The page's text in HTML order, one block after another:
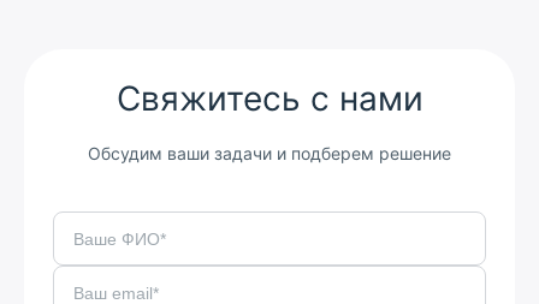
Свяжитесь с нами
Обсудим ваши задачи и подберем решение